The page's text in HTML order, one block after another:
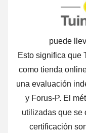
puede
Esto significa que
como tienda
una evaluación
y Forus-P. El
utilizadas que se
certificación